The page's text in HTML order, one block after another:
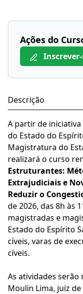
Ações do
Descrição
A partir de iniciativa
do Estado do
Magistratura do
realizará o curso
Estruturantes:
Extrajudiciais e
Reduzir o
de 2026, das 8h às
magistradas e
Estado do Espírito
cíveis, varas de
cíveis.
As atividades
Moulin Lima, juiz